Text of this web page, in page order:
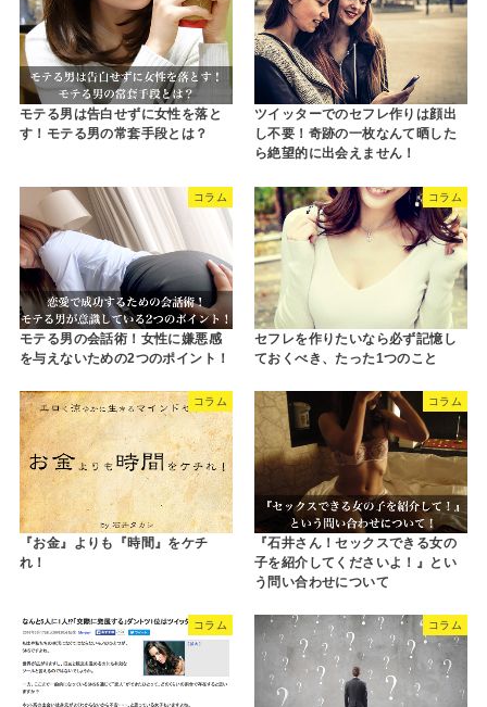
モテる男は告白せずに女性を落と
す！モテる男の常套手段とは？
ツイッターでのセフレ作りは顔出
し不要！奇跡の一枚なんて晒した
ら絶望的に出会えません！
コラム
モテる男の会話術！女性に嫌悪感
を与えないための2つのポイント！
コラム
セフレを作りたいなら必ず記憶し
ておくべき、たった1つのこと
コラム
『お金』よりも『時間』をケチ
れ！
コラム
『石井さん！セックスできる女の
子を紹介してくださいよ！』とい
う問い合わせについて
コラム コラム